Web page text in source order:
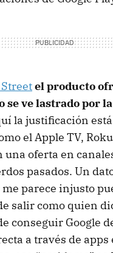
el producto
se ve lastrado por
la justificación
el Apple TV,
una oferta en
pasados. Un
parece injusto
salir como quien
conseguir Google
a través de apps